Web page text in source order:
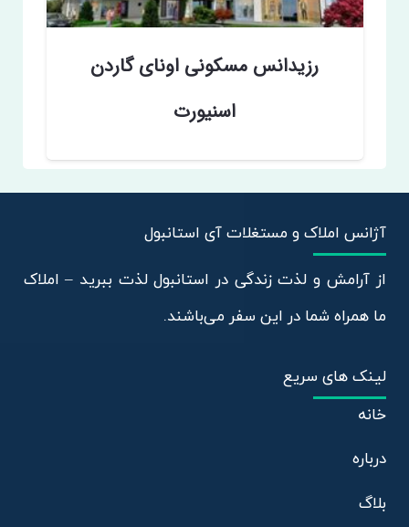
رزیدانس مسکونی اونای گاردن
اسنیورت
آژانس املاک و مستغلات آی استانبول
از آرامش و لذت زندگی در استانبول لذت ببرید – املاک
ما همراه شما در این سفر می‌باشند.
لینک های سریع
خانه
درباره
بلاگ